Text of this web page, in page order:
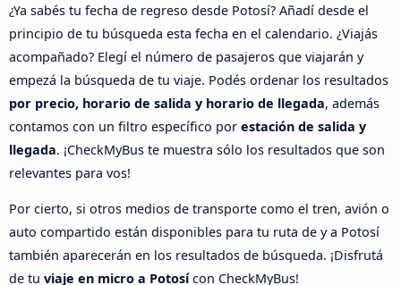
¿Ya sabés tu fecha de regreso desde Potosí? Añadí desde el
principio de tu búsqueda esta fecha en el calendario. ¿Viajás
acompañado? Elegí el número de pasajeros que viajarán y
empezá la búsqueda de tu viaje. Podés ordenar los resultados
por precio, horario de salida y horario de llegada, además
contamos con un filtro específico por estación de salida y
llegada. ¡CheckMyBus te muestra sólo los resultados que son
relevantes para vos!
Por cierto, si otros medios de transporte como el tren, avión o
auto compartido están disponibles para tu ruta de y a Potosí
también aparecerán en los resultados de búsqueda. ¡Disfrutá
de tu viaje en micro a Potosícon CheckMyBus!